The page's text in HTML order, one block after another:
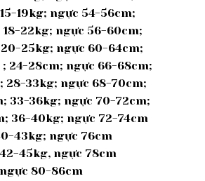
19kg; ngực 54-56cm;
18-22kg; ngực 56-60cm;
20-25kg; ngực 60-64cm;
; 24-28cm; ngực 66-68cm;
28-33kg; ngực 68-70cm;
33-36kg; ngực 70-72cm;
36-40kg; ngực 72-74cm
43kg; ngực 76cm
42-45kg, ngực 78cm
ngực 80-86cm